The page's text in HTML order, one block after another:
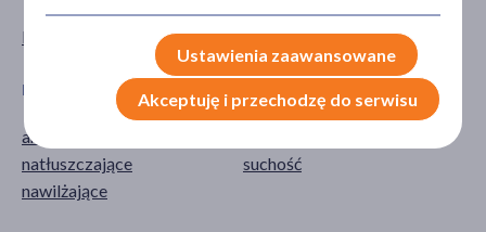
Kosmetyk krem
DZIAŁANIE/WŁAŚCIWOŚCI
antyoksydacyjne
natłuszczające
nawilżające
suchość
Ustawienia zaawansowane
Akceptuję i przechodzę do serwisu